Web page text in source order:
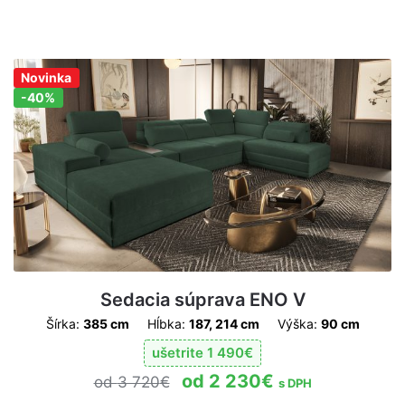
Zľava!
-40%
Novinka
Sedacia súprava ENO V
Šírka: 385 cm Hĺbka: 187, 214 cm Výška: 90 cm
ušetrite 1 490€
3 720€ 2 230€ s DPH